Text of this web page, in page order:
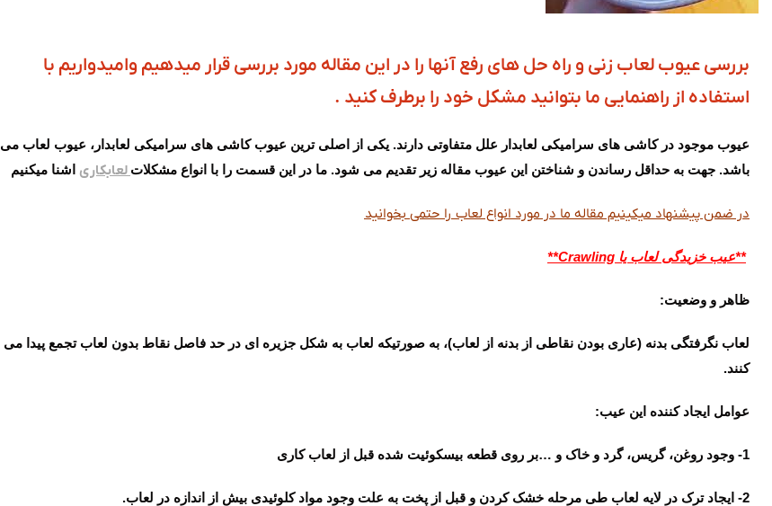
بررسی عیوب لعاب زنی و راه حل های رفع آنها را در این مقاله مورد بررسی قرار میدهیم وامیدواریم با
استفاده از راهنمایی ما بتوانید مشکل خود را برطرف کنید .
عیوب موجود در کاشی های سرامیکی لعابدار علل متفاوتی دارند. یکی از اصلی ترین عیوب کاشی های سرامیکی لعابدار، عیوب لعاب می
باشد. جهت به حداقل رساندن و شناختن این عیوب مقاله زیر تقدیم می شود. ما در این قسمت را با انواع مشکلاتلعابکاری اشنا میکنیم
در ضمن پیشنهاد میکینیم مقاله ما در مورد انواع لعاب را حتمی بخوانید
**عیب خزیدگی لعاب یا Crawling
**
ظاهر و وضعیت:
لعاب نگرفتگی بدنه (عاری بودن نقاطی از بدنه از لعاب)، به صورتیکه لعاب به شکل جزیره ای در حد فاصل نقاط بدون لعاب تجمع پیدا می
کنند.
عوامل ایجاد کننده این عیب:
1- وجود روغن، گریس، گرد و خاک و …بر روی قطعه بیسکوئیت شده قبل از لعاب کاری
2- ایجاد ترک در لایه لعاب طی مرحله خشک کردن و قبل از پخت به علت وجود مواد کلوئیدی بیش از اندازه در لعاب.